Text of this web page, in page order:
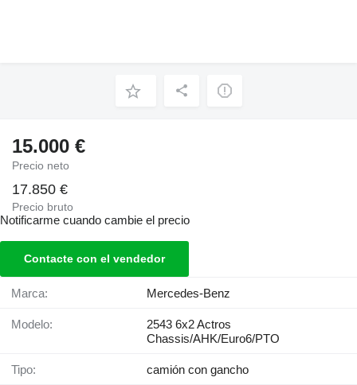
15.000 €
Precio neto
17.850 €
Precio bruto
Notificarme cuando cambie el precio
Contacte con el vendedor
Marca: Mercedes-Benz
Modelo:
2543 6x2 Actros
Chassis/AHK/Euro6/PTO
Tipo: camión con gancho